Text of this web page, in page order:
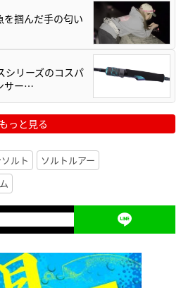
を掴んだ手の匂い
シリーズのコスパ
サー…
もっと見る
ルト
ソルトルアー